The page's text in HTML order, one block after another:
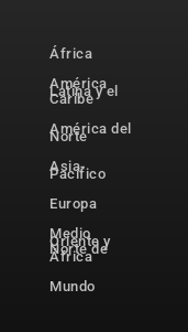
África
América
Latina y el
Caribe
América del
Norte
Asia-
Pacífico
Europa
Medio
Oriente y
Norte de
África
Mundo